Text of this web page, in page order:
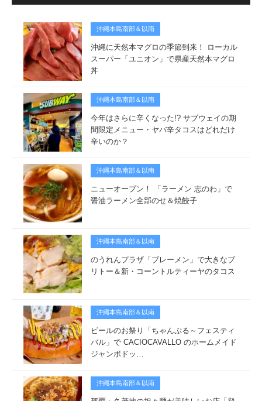
沖縄本島南部＆以南
沖縄に天然本マグロの季節到来！ ローカル
スーパー「ユニオン」で県産天然本マグロ
丼
沖縄本島南部＆以南
今年はさらに辛くなった!? サブウェイの期
間限定メニュー・ヤバ辛タコスはどれだけ
辛いのか？
沖縄本島南部＆以南
ニューオープン！ 「ラーメン 志のわ」で
醤油ラーメン全部のせ＆焼餃子
沖縄本島南部＆以南
のうれんプラザ「ブレーメン」で大きなブ
リトー＆新・コーントルティーヤのタコス
沖縄本島南部＆以南
ビールのお祭り「ちゃんぷる～フェスティ
バル」で CACIOCAVALLO のホームメイド
ジャンボドッ…
沖縄本島南部＆以南